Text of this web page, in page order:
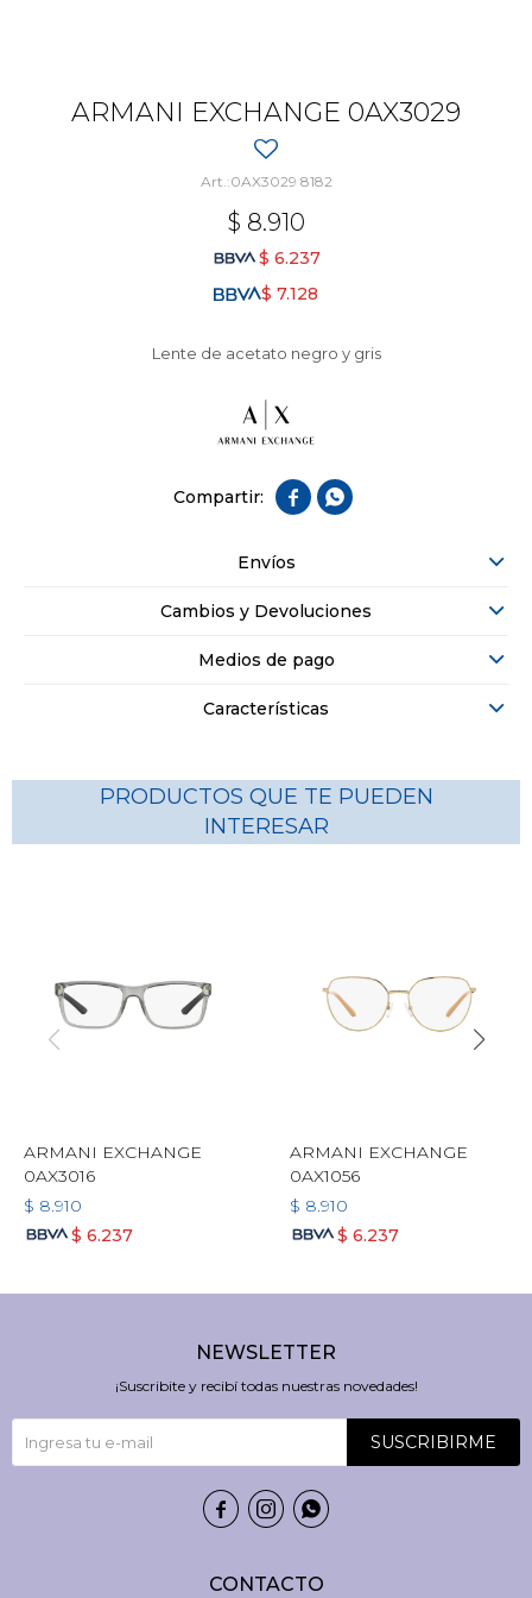
ARMANI EXCHANGE 0AX3029
0AX3029 8182
$ 8.910
$ 6.237
$ 7.128
Lente de acetato negro y gris
 
Envíos
Cambios y Devoluciones
Medios de pago
Características
PRODUCTOS QUE TE PUEDEN
INTERESAR
ARMANI EXCHANGE
0AX3016
$ 8.910
$ 6.237
ARMANI EXCHANGE
0AX1056
$ 8.910
$ 6.237
CONTACTO
NEWSLETTER
¡Suscribite y recibí todas nuestras novedades!
SUSCRIBIRME
  